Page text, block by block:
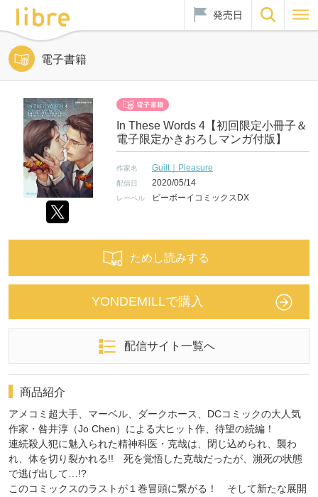
発売日
電子書籍
In These Words 4【初回限定小冊子＆
電子限定かきおろしマンガ付版】
作家名 Guilt｜Pleasure
配信日 2020/05/14
レーベル ビーボーイコミックスDX
ためし読みする
YONDEMILLで購入
配信サイト一覧へ
商品紹介
アメコミ超大手、マーベル、ダークホース、DCコミックの大人気
作家・咎井淳（Jo Chen）による大ヒット作、待望の続編！
連続殺人犯に魅入られた精神科医・克哉は、閉じ込められ、襲わ
れ、体を切り裂かれる!! 死を覚悟した克哉だったが、瀕死の状態
で逃げ出して…!?
このコミックスのラストが１巻冒頭に繋がる！ そして新たな展開